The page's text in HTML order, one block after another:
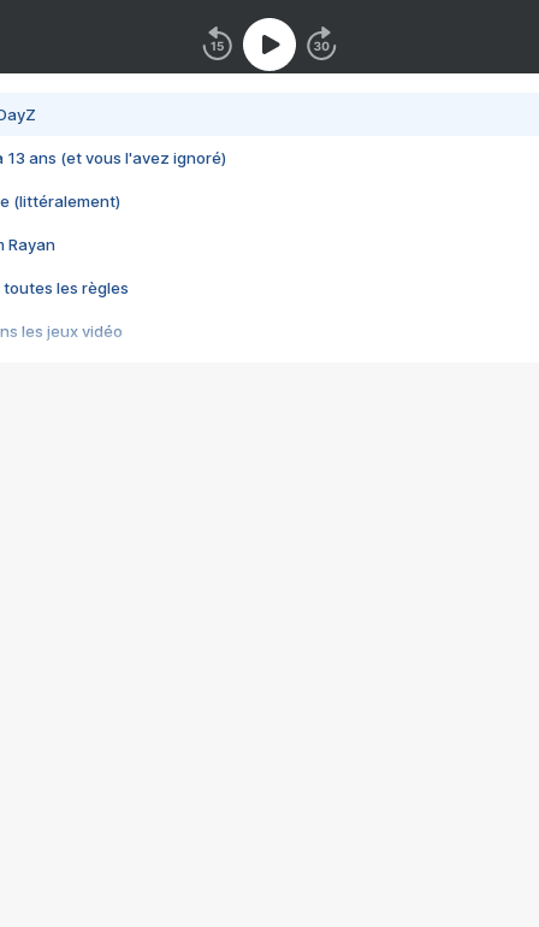
13 ans (et vous l'avez ignoré)
(littéralement)
Rayan
toutes les règles
les jeux vidéo